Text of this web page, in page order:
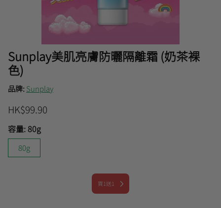
品牌歷史及企業宗旨
為消費者提供潤唇膏、男士護膚、女士護膚、
防曬、抗痘等護膚品、50惠養髮及樂敦眼藥水
藥品等產品，以滿足香港不同消費者的需要。
積分兌換獎賞教學
短期貨特價區
Sunplay美肌亮膚防曬隔離霜 (奶茶裸
色)
品牌: Sunplay
HK$99.90
容量:80g
80g
買1送1